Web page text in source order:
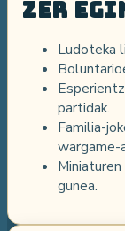
Zer
Ludoteka
partidak.
Familia-
wargame-
gunea.